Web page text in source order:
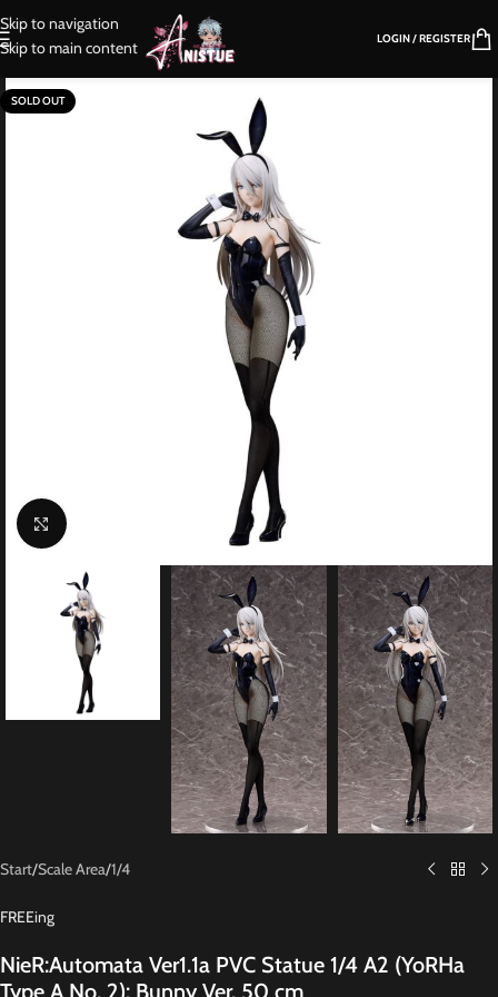
Skip to navigation
Skip to main content
LOGIN / REGISTER
SOLD OUT
Click to enlarge
Start/Scale Area/1/4
FREEing
NieR:Automata Ver1.1a PVC Statue 1/4 A2 (YoRHa
Type A No. 2): Bunny Ver. 50 cm